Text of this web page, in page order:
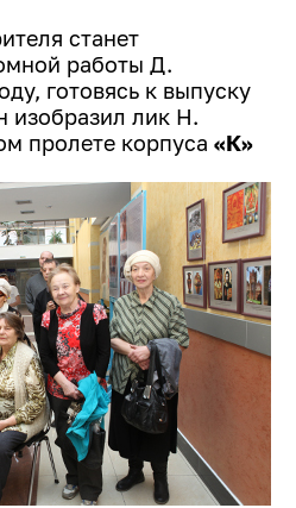
станет
работы Д.
готовясь к выпуску
изобразил лик Н.
пролете корпуса «К»